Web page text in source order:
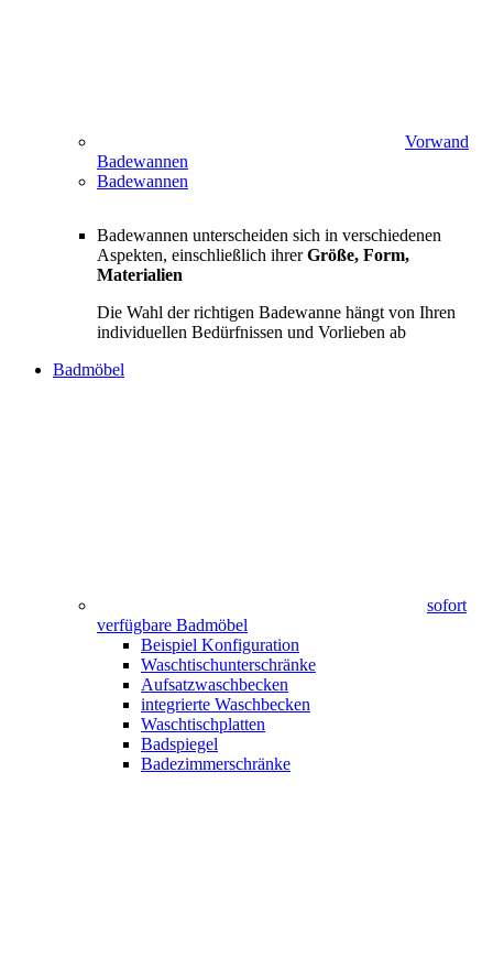
Vorwand
Badewannen
Badewannen
Badewannen unterscheiden sich in verschiedenen
Aspekten, einschließlich ihrerGröße, Form,
Materialien
Die Wahl der richtigen Badewanne hängt von Ihren
individuellen Bedürfnissen und Vorlieben ab
Badmöbel
sofort
verfügbare Badmöbel
Beispiel Konfiguration
Waschtischunterschränke
Aufsatzwaschbecken
integrierte Waschbecken
Waschtischplatten
Badspiegel
Badezimmerschränke